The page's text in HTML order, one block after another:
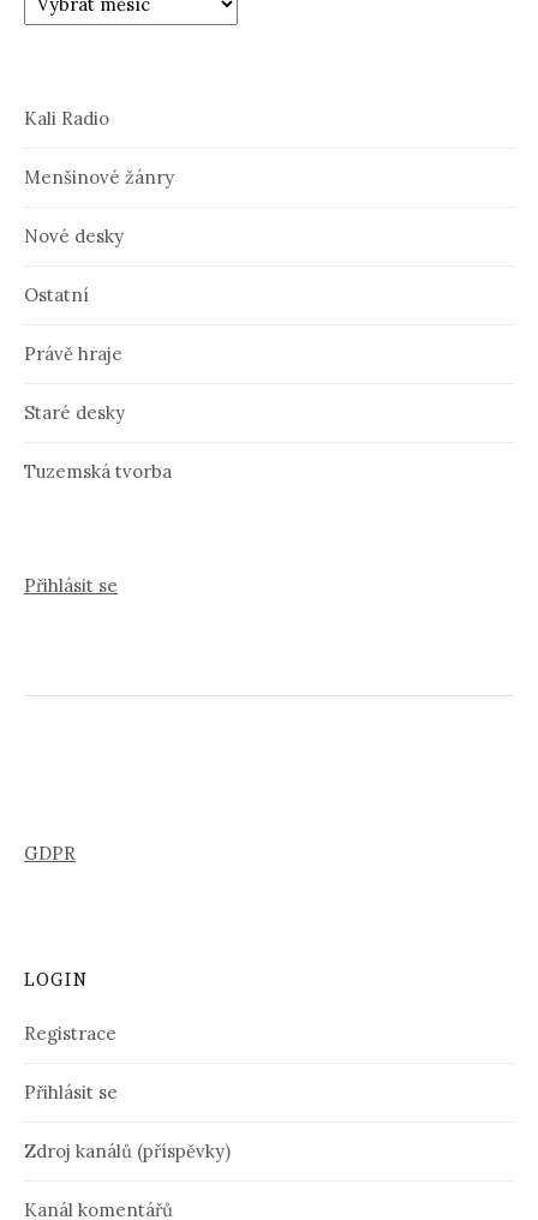
Kali Radio
Menšinové žánry
Nové desky
Ostatní
Právě hraje
Staré desky
Tuzemská tvorba
Přihlásit se
GDPR
LOGIN
Registrace
Přihlásit se
Zdroj kanálů (příspěvky)
Kanál komentářů